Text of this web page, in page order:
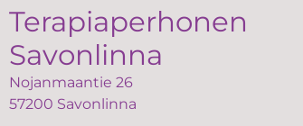
Terapiaperhonen
Savonlinna
Nojanmaantie 26
57200 Savonlinna